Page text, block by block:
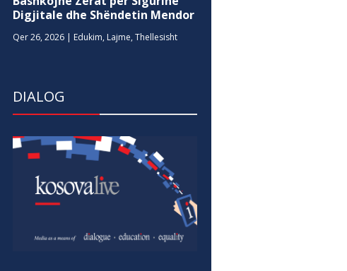
Digjitale dhe Shëndetin Mendor
Qer 26, 2026 | Edukim, Lajme,Thellesisht
DIALOG